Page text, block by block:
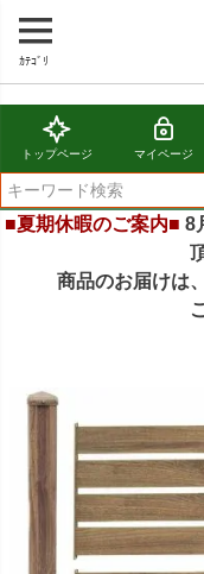
ｶﾃｺﾞﾘ
トップページ マイページ
■夏期休暇のご案内■ 8
商品のお届けは、